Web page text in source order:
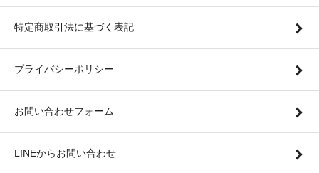
特定商取引法に基づく表記
プライバシーポリシー
お問い合わせフォーム
LINEからお問い合わせ